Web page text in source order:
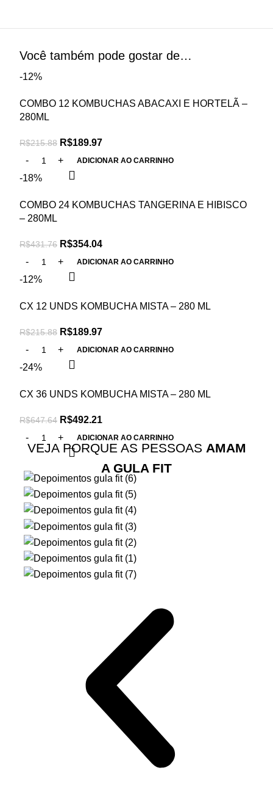
Você também pode gostar de…
-12%
COMBO 12 KOMBUCHAS ABACAXI E HORTELÃ –
280ML
R$215.88 R$189.97
ADICIONAR AO CARRINHO
-18%
COMBO 24 KOMBUCHAS TANGERINA E HIBISCO
– 280ML
R$431.76 R$354.04
ADICIONAR AO CARRINHO
-12%
CX 12 UNDS KOMBUCHA MISTA – 280 ML
R$215.88 R$189.97
ADICIONAR AO CARRINHO
-24%
CX 36 UNDS KOMBUCHA MISTA – 280 ML
R$647.64 R$492.21
ADICIONAR AO CARRINHO
VEJA PORQUE AS PESSOAS AMAM
A GULA FIT